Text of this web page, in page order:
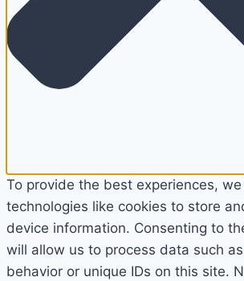
To provide the best experiences, we
technologies like cookies to store
device information. Consenting to
will allow us to process data such
behavior or unique IDs on this site.